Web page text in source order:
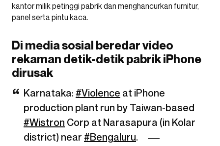
kantor milik petinggi pabrik dan menghancurkan furnitur,
panel serta pintu kaca.
Di media sosial beredar video
rekaman detik-detik pabrik iPhone
dirusak
Karnataka: #Violence at iPhone
production plant run by Taiwan-based
#Wistron Corp at Narasapura (in Kolar
district) near #Bengaluru.